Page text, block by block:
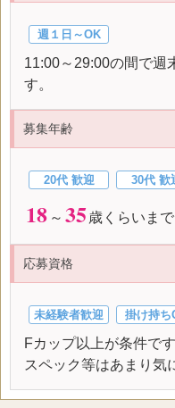
週１日～OK
11:00～29:00の間で週
す。
募集年齢
20代 歓迎 30代 歓
18 ～ 35 歳くらいまで
応募資格
未経験者歓迎 掛け持ち
Fカップ以上が条件です
スペック等はあまり気